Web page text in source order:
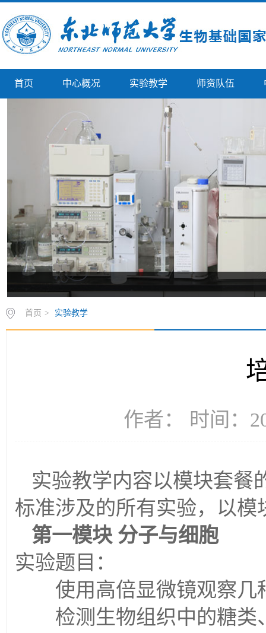
首页 中心概况 实验教学 师资队伍
首页 > 实验教学
作者： 时间：
实验教学内容以模块套餐
标准涉及的所有实验，以
第一模块 分子与细胞
实验题目：
使用高倍显微镜观察几
检测生物组织中的糖类